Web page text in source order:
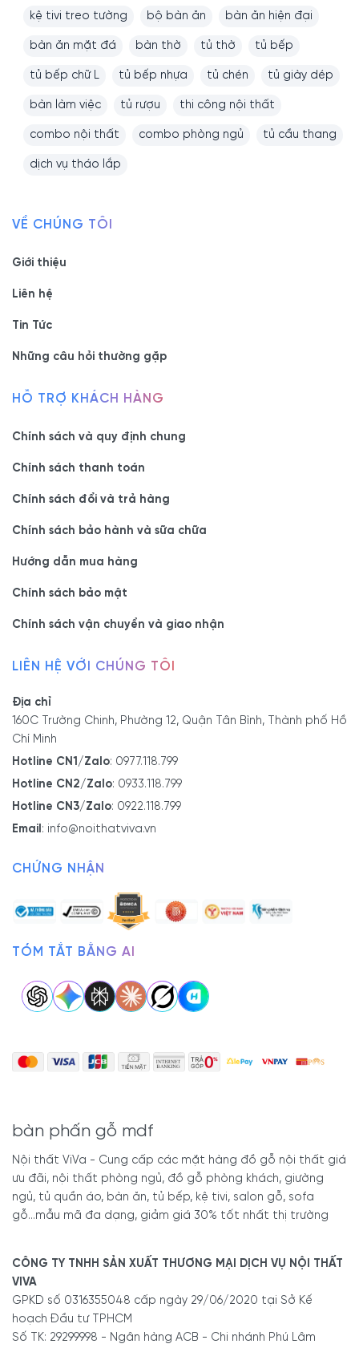
kệ tivi treo tường bộ bàn ăn bàn ăn hiện đại
bàn ăn mặt đá bàn thờ tủ thờ tủ bếp
tủ bếp chữ L tủ bếp nhựa tủ chén tủ giày dép
bàn làm việc tủ rượu thi công nội thất
combo nội thất combo phòng ngủ tủ cầu thang
dịch vụ tháo lắp
bàn phấn gỗ mdf
Nội thất ViVa - Cung cấp các mặt hàng đồ gỗ nội thất giá
ưu đãi, nội thất phòng ngủ, đồ gỗ phòng khách, giường
ngủ, tủ quần áo, bàn ăn, tủ bếp, kệ tivi, salon gỗ, sofa
gỗ...mẫu mã đa dạng, giảm giá 30% tốt nhất thị trường
VỀ CHÚNG TÔI
Giới thiệu
Liên hệ
Tin Tức
Những câu hỏi thường gặp
HỖ TRỢ KHÁCH HÀNG
Chính sách và quy định chung
Chính sách thanh toán
Chính sách đổi và trả hàng
Chính sách bảo hành và sữa chữa
Hướng dẫn mua hàng
Chính sách bảo mật
Chính sách vận chuyển và giao nhận
LIÊN HỆ VỚI CHÚNG TÔI
Địa chỉ
160C Trường Chinh, Phường 12, Quận Tân Bình, Thành phố Hồ
Chí Minh
Hotline CN1/Zalo: 0977.118.799
Hotline CN2/Zalo: 0933.118.799
Hotline CN3/Zalo: 0922.118.799
Email : info@noithatviva.vn
CHỨNG NHẬN
TÓM TẮT BẰNG AI
CÔNG TY TNHH SẢN XUẤT THƯƠNG MẠI DỊCH VỤ NỘI THẤT
VIVA
GPKD số 0316355048 cấp ngày 29/06/2020 tại Sở Kế
hoạch Đầu tư TPHCM
Số TK: 29299998 - Ngân hàng ACB - Chi nhánh Phú Lâm